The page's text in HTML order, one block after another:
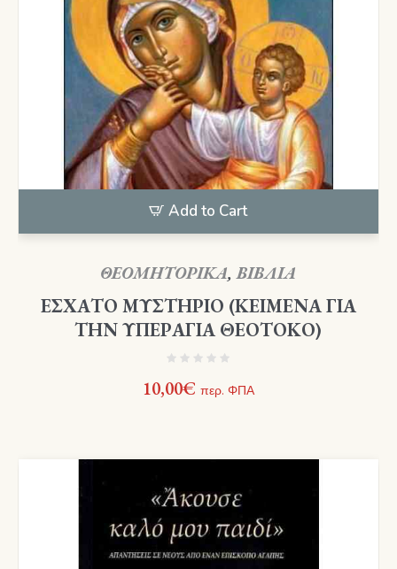
Add to Cart
ΘΕΟΜΗΤΟΡΙΚΑ,ΒΙΒΛΙΑ
ΕΣΧΑΤΟ ΜΥΣΤΗΡΙΟ (ΚΕΙΜΕΝΑ ΓΙΑ
ΤΗΝ ΥΠΕΡΑΓΙΑ ΘΕΟΤΟΚΟ)
10,00€ περ. ΦΠΑ